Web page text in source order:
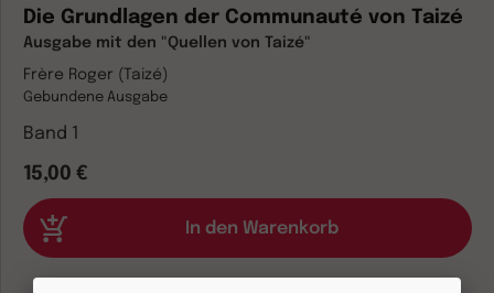
Die Grundlagen der Communauté von Taizé
Ausgabe mit den "Quellen von Taizé"
Frère Roger (Taizé)
Gebundene Ausgabe
Band 1
15,00 €